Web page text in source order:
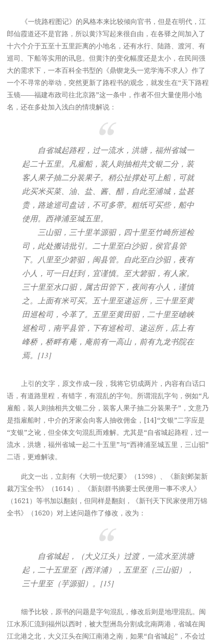
《一统路程图记》的风格本来比较倾向官书，但是在明代，江
郎仙霞道还不是官路，所以黄汴写起来很自由，在各驿之间加入了
十六个介于五至十五里距离的小地名，还有水行、陆路、渡河、有
巡司、下船等实用的讯息。但黄汴的变化幅度还是太小，在民间强
大的需求下，一本百科全书型的《鼎锲龙头一览学海不求人》作了
一个不寻常的举动，突然更新了路程书的观念，就发生在“天下路程
玉镜——福建布政司往北京路”这一条中，作者不但大量使用小地
名，还在多处加入浅白的情境解说：
自省城起路程，过一流水，洪塘，福州省城一
起二十五里。凡雇船，装人则抽相共文银二分，装
客人果子抽二分装果子。稍公扯撑处可上船，可就
此买米买菜、油、盐、酱、醋，自此至浦城，盐甚
贵，路途巡司盘诘，不可多带。粗纸可买些，船中
使用。西禅浦至城五里。
三山驲，三十里羊源驲，四十里至竹崎所巡检
司，此处搬诘批引。二十里至白沙驲，侯官县管
下。八里至少箬驲，闽县管。自此至白沙驲，夜有
小人，可一日赶到，宜谨慎。至大箬驲，有人家。
三十里至水口驲，属古田管下，夜间有小人，谨慎
之。上面有米可买。五十里至递运所，三十里至黄
田巡检司，今革了。五里至黄田驲，二十里至嵢峡
巡检司，南平县管，下有巡检司、递运所，店上有
峰桥，桥畔有庵，庵前有一高山，前有九龙书院在
焉。[13]
上引的文字，原文作成一段，我将它切成两片，内容有白话口
语，有道路里程，有错字，有混乱的字句。所谓混乱字句，例如“凡
雇船，装人则抽相共文银二分，装客人果子抽二分装果子”，文意乃
是指雇船时，中介的牙家会向客人抽收佣金，[14]“文银”二字应是
“支银”之讹，但全体文句混乱而难解。尤其是“自省城起路程，过一
流水，洪塘，福州省城一起二十五里”与“西禅浦至城五里，三山驲”
二语，更难解读。
此文一出，立刻有《大明一统纪要》（1598）、《新刻邺架新
裁万宝全书》（1614）、《新刻群书摘要士民便用一事不求人》
（1621）等书加以翻刻，但同样是翻刻，《新刊天下民家便用万锦
全书》（1620）对上述问题作了修改，改为：
自省城起，（大义江头）过渡，一流水至洪塘
起，二十五里至（西洋浦），五里至（三山驲），
三十里至（芋源驲）。[15]
细予比较，原书的问题是字句混乱，修改后则是地理混乱。闽
江水系汇流到福州以西时，被大型洲岛分割成北南两港，省城在闽
江北港之北，大义江头在闽江南港之南，如果“自省城起”，不会过